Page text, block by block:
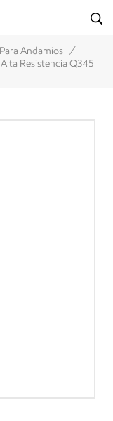
Andamios /
Resistencia Q345